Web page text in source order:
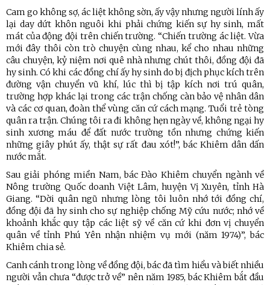
Cam go không sợ, ác liệt không sờn, ấy vậy nhưng người lính ấy
lại day dứt khôn nguôi khi phải chứng kiến sự hy sinh, mất
mát của động đội trên chiến trường. “Chiến trường ác liệt. Vừa
mới đây thôi còn trò chuyện cùng nhau, kể cho nhau những
câu chuyện, kỷ niệm nơi quê nhà nhưng chút thôi, đồng đội đã
hy sinh. Có khi các đồng chí ấy hy sinh do bị địch phục kích trên
đường vận chuyển vũ khí, lúc thì bị tập kích nơi trú quân,
trường hợp khác lại trong các trận chống càn bảo vệ nhân dân
và các cơ quan, đoàn thể vùng căn cứ cách mạng. Tuổi trẻ tòng
quân ra trận. Chúng tôi ra đi không hẹn ngày về, không ngại hy
sinh xương máu để đất nước trường tồn nhưng chứng kiến
những giây phút ấy, thật sự rất đau xót!”, bác Khiêm dân dấn
nước mắt.
Sau giải phóng miền Nam, bác Đào Khiêm chuyển ngành về
Nông trường Quốc doanh Việt Lâm, huyện Vị Xuyên, tỉnh Hà
Giang. “Dời quân ngũ nhưng lòng tôi luôn nhớ tới đồng chí,
đồng đội đã hy sinh cho sự nghiệp chống Mỹ cứu nước; nhớ về
khoảnh khắc quy tập các liệt sỹ về căn cứ khi đơn vị chuyển
quân về tỉnh Phú Yên nhận nhiệm vụ mới (năm 1974)”, bác
Khiêm chia sẻ.
Canh cánh trong lòng về đồng đội, bác đã tìm hiểu và biết nhiều
người vẫn chưa “được trở về” nên năm 1985, bác Khiêm bắt đầu